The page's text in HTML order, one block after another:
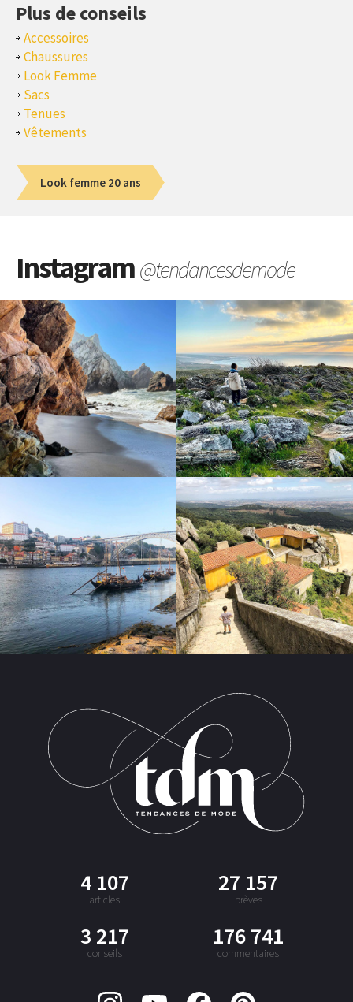
Plus de conseils
Accessoires
Chaussures
Look Femme
Sacs
Tenues
Vêtements
Look femme 20 ans
Instagram@tendancesdemode
4 107
articles
27 157
brèves
3 217
conseils
176 741
commentaires